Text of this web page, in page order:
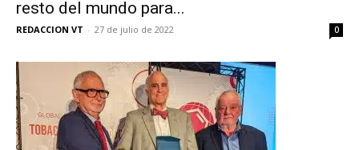
resto del mundo para...
REDACCION VT - 27 de julio de 2022 0